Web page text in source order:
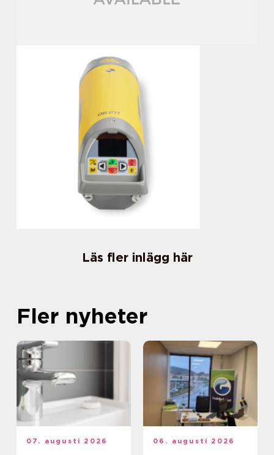
Läs fler inlägg här
Fler nyheter
07. augusti 2026 06. augusti 2026